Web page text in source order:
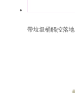
帶垃圾桶觸控落